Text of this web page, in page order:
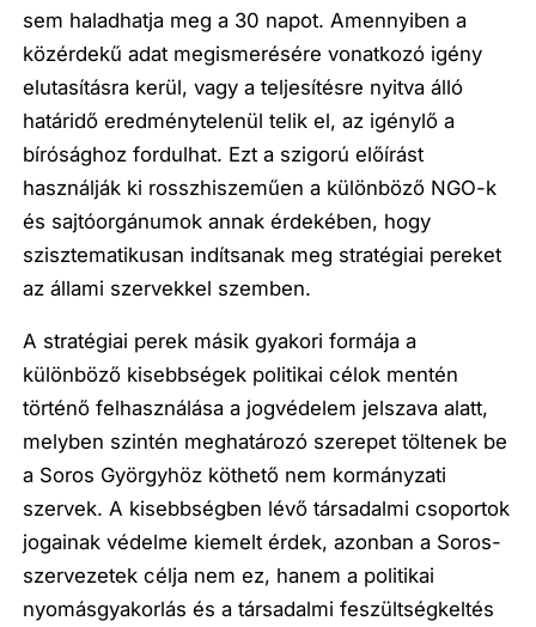
sem haladhatja meg a 30 napot. Amennyiben a
közérdekű adat megismerésére vonatkozó igény
elutasításra kerül, vagy a teljesítésre nyitva álló
határidő eredménytelenül telik el, az igénylő a
bírósághoz fordulhat. Ezt a szigorú előírást
használják ki rosszhiszeműen a különböző NGO-k
és sajtóorgánumok annak érdekében, hogy
szisztematikusan indítsanak meg stratégiai pereket
az állami szervekkel szemben.
A stratégiai perek másik gyakori formája a
különböző kisebbségek politikai célok mentén
történő felhasználása a jogvédelem jelszava alatt,
melyben szintén meghatározó szerepet töltenek be
a Soros Györgyhöz köthető nem kormányzati
szervek. A kisebbségben lévő társadalmi csoportok
jogainak védelme kiemelt érdek, azonban a Soros-
szervezetek célja nem ez, hanem a politikai
nyomásgyakorlás és a társadalmi feszültségkeltés